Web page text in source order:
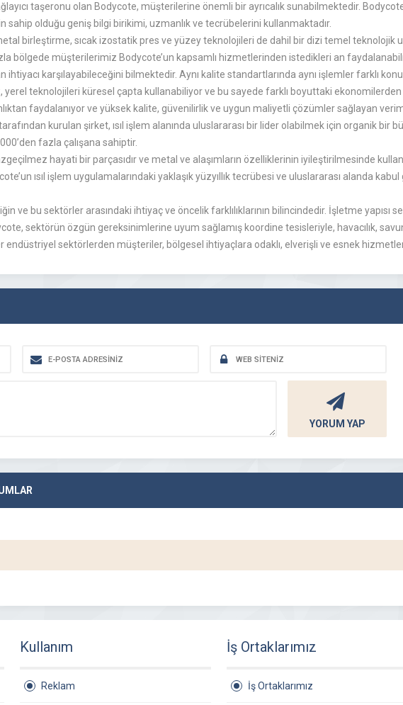
taşeronu olan Bodycote, müşterilerine önemli bir ayrıcalık sunabilmektedir.
olduğu geniş bilgi birikimi, uzmanlık ve tecrübelerini kullanmaktadır.
birleştirme, sıcak izostatik pres ve yüzey teknolojileri de dahil bir dizi temel teknolojik
bölgede müşterilerimiz Bodycote’un kapsamlı hizmetlerinden istedikleri an
ihtiyacı karşılayabileceğini bilmektedir. Aynı kalite standartlarında aynı işlemler farklı
teknolojileri küresel çapta kullanabiliyor ve bu sayede farklı boyuttaki
faydalanıyor ve yüksek kalite, güvenilirlik ve uygun maliyetli çözümler sağlayan
kurulan şirket, ısıl işlem alanında uluslararası bir lider olabilmek için organik bir
fazla çalışana sahiptir.
hayati bir parçasıdır ve metal ve alaşımların özelliklerinin iyileştirilmesinde
ısıl işlem uygulamalarındaki yaklaşık yüzyıllık tecrübesi ve uluslararası alanda
ve bu sektörler arasındaki ihtiyaç ve öncelik farklılıklarının bilincindedir. İşletme
sektörün özgün gereksinimlerine uyum sağlamış koordine tesisleriyle, havacılık,
sektörlerden müşteriler, bölgesel ihtiyaçlara odaklı, elverişli ve esnek hizmetler
YORUM YAP
Kullanım
Reklam
İş Ortaklarımız
İş Ortaklarımız